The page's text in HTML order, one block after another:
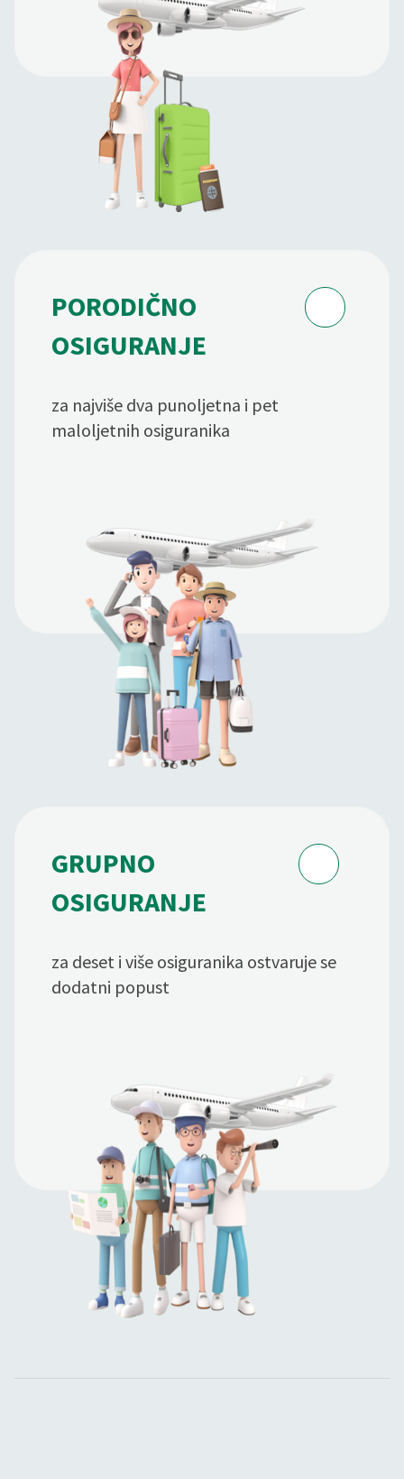
PORODIČNO
OSIGURANJE
za najviše dva punoljetna i pet
maloljetnih osiguranika
GRUPNO
OSIGURANJE
za deset i više osiguranika ostvaruje se
dodatni popust